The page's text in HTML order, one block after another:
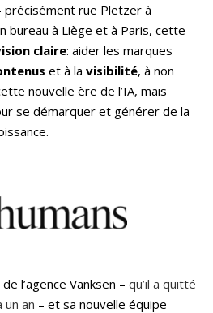
précisément rue Pletzer à
bureau à Liège et à Paris, cette
claire: aider les marques
et à la visibilité, à non
nouvelle ère de l’IA, mais
se démarquer et générer de la
l’agence Vanksen – qu’il a quitté
un an – et sa nouvelle équipe